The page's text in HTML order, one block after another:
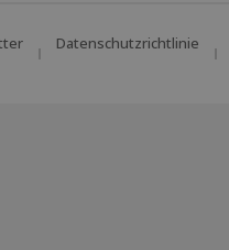
Datenschutzrichtlinie